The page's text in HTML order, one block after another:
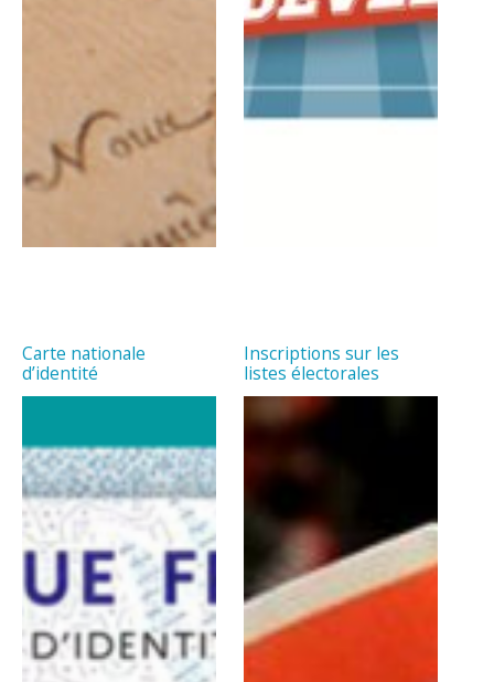
Carte nationale
d’identité
Inscriptions sur les
listes électorales